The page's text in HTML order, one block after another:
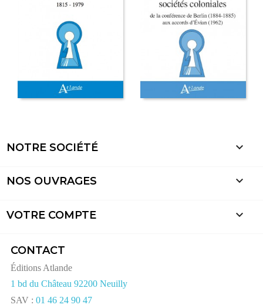
NOTRE SOCIÉTÉ 
NOS OUVRAGES 
VOTRE COMPTE 
CONTACT
Éditions Atlande
1 bd du Château 92200 Neuilly
SAV : 01 46 24 90 47